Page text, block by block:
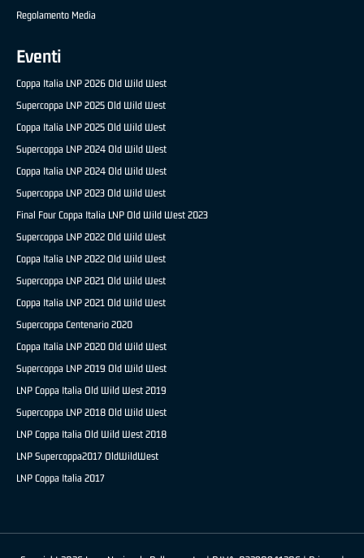
Regolamento Media
Eventi
Coppa Italia LNP 2026 Old Wild West
Supercoppa LNP 2025 Old Wild West
Coppa Italia LNP 2025 Old Wild West
Supercoppa LNP 2024 Old Wild West
Coppa Italia LNP 2024 Old Wild West
Supercoppa LNP 2023 Old Wild West
Final Four Coppa Italia LNP Old Wild West 2023
Supercoppa LNP 2022 Old Wild West
Coppa Italia LNP 2022 Old Wild West
Supercoppa LNP 2021 Old Wild West
Coppa Italia LNP 2021 Old Wild West
Supercoppa Centenario 2020
Coppa Italia LNP 2020 Old Wild West
Supercoppa LNP 2019 Old Wild West
LNP Coppa Italia Old Wild West 2019
Supercoppa LNP 2018 Old Wild West
LNP Coppa Italia Old Wild West 2018
LNP Supercoppa2017 OldWildWest
LNP Coppa Italia 2017